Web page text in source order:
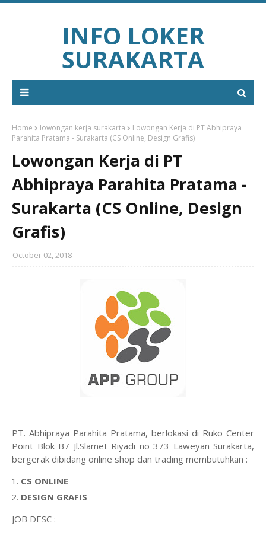
INFO LOKER
SURAKARTA
Home lowongan kerja surakarta
Lowongan Kerja di PT Abhipraya
Parahita Pratama - Surakarta (CS Online, Design Grafis)
Lowongan Kerja di PT
Abhipraya Parahita Pratama -
Surakarta (CS Online, Design
Grafis)
October 02, 2018
PT. Abhipraya Parahita Pratama, berlokasi di Ruko Center
Point Blok B7 Jl.Slamet Riyadi no 373 Laweyan Surakarta,
bergerak dibidang online shop dan trading membutuhkan :
CS ONLINE
DESIGN GRAFIS
JOB DESC :